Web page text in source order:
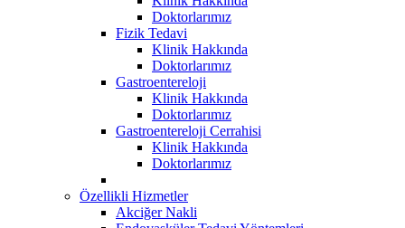
Doktorlarımız
Fizik Tedavi
Klinik Hakkında
Doktorlarımız
Gastroentereloji
Klinik Hakkında
Doktorlarımız
Gastroentereloji Cerrahisi
Klinik Hakkında
Doktorlarımız
Özellikli Hizmetler
Akciğer Nakli